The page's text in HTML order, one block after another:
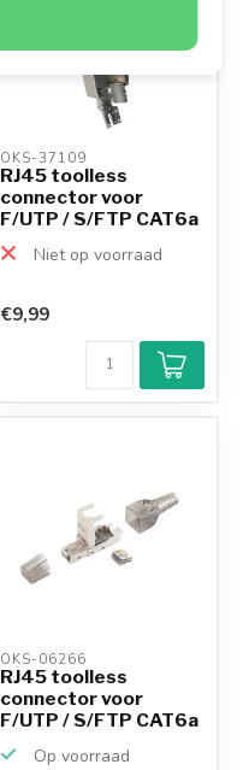
OKS-37109
RJ45 toolless
connector voor
F/UTP / S/FTP CAT6a
netwerkk...
Niet op voorraad
€9,99
OKS-06266
RJ45 toolless
connector voor
F/UTP / S/FTP CAT6a
Op voorraad